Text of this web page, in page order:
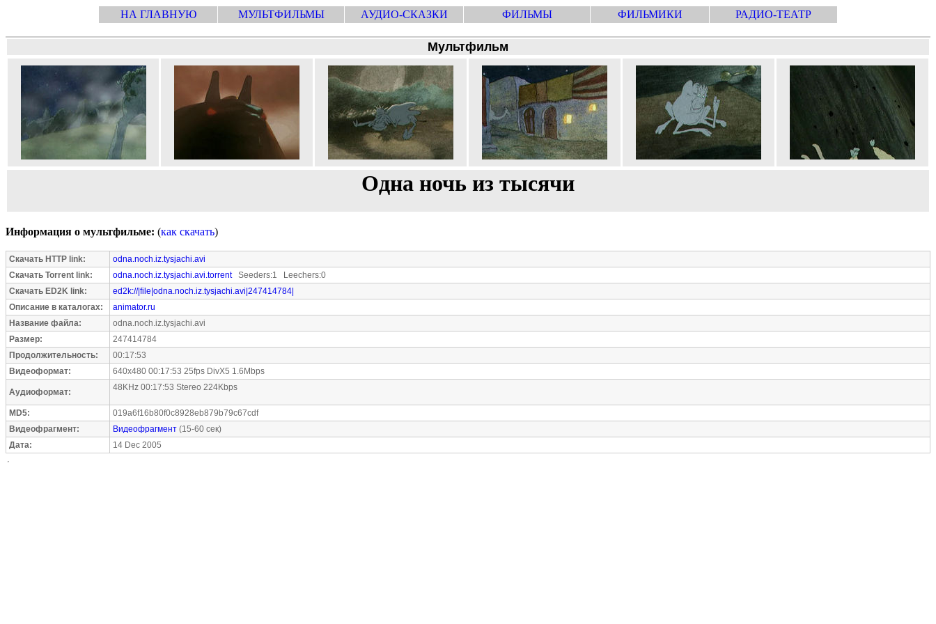
НА ГЛАВНУЮ МУЛЬТФИЛЬМЫ АУДИО-СКАЗКИ ФИЛЬМЫ ФИЛЬМИКИ РАДИО-ТЕАТР
Мультфильм
Одна ночь из тысячи
Информация о мультфильме: (как скачать)
Скачать HTTP link:
odna.noch.iz.tysjachi.avi
Скачать Torrent link:
odna.noch.iz.tysjachi.avi.torrentSeeders:1 Leechers:0
Скачать ED2K link:
ed2k://|file|odna.noch.iz.tysjachi.avi|247414784|
Описание в каталогах:
animator.ru
Название файла:
odna.noch.iz.tysjachi.avi
Размер:
247414784
Продолжительность:
00:17:53
Видеоформат:
640x480 00:17:53 25fps DivX5 1.6Mbps
Аудиоформат: 48KHz 00:17:53 Stereo 224Kbps
MD5:
019a6f16b80f0c8928eb879b79c67cdf
Видеофрагмент:
Видеофрагмент (15-60 сек)
Дата:
14 Dec 2005